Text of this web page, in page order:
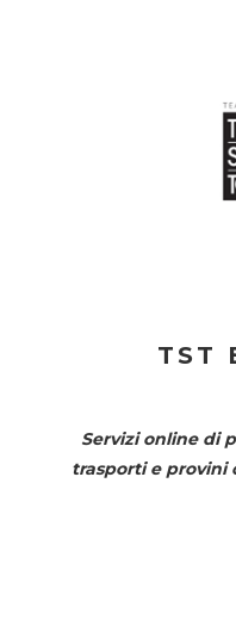
TST
Servizi online di
trasporti e provini